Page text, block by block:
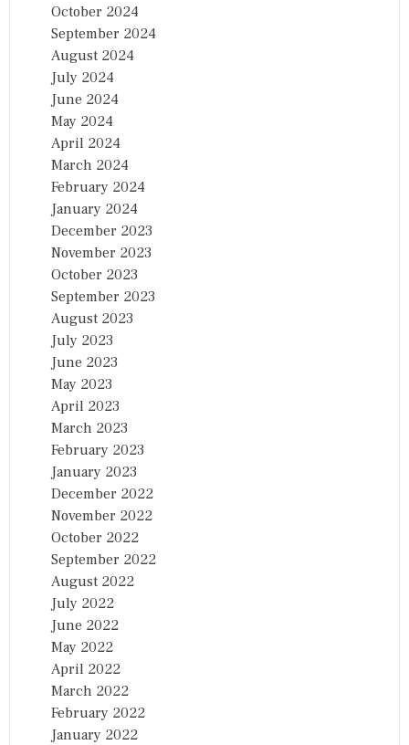
October 2024
September 2024
August 2024
July 2024
June 2024
May 2024
April 2024
March 2024
February 2024
January 2024
December 2023
November 2023
October 2023
September 2023
August 2023
July 2023
June 2023
May 2023
April 2023
March 2023
February 2023
January 2023
December 2022
November 2022
October 2022
September 2022
August 2022
July 2022
June 2022
May 2022
April 2022
March 2022
February 2022
January 2022